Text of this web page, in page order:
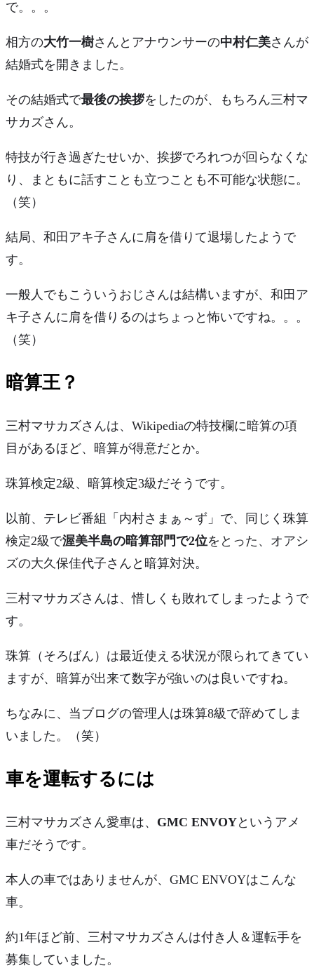
で。。。
相方の大竹一樹さんとアナウンサーの中村仁美さんが
結婚式を開きました。
その結婚式で最後の挨拶をしたのが、もちろん三村マ
サカズさん。
特技が行き過ぎたせいか、挨拶でろれつが回らなくな
り、まともに話すことも立つことも不可能な状態に。
（笑）
結局、 和田アキ子さんに肩を借りて退場 したようで
す。
一般人でもこういうおじさんは結構いますが、和田ア
キ子さんに肩を借りるのはちょっと怖いですね。。。
（笑）
暗算王？
三村マサカズさんは、Wikipediaの特技欄に暗算の項
目があるほど、 暗算が得意だとか。
珠算検定2級、暗算検定3級だそうです。
以前、テレビ番組「内村さまぁ～ず」で、同じく珠算
検定2級で渥美半島の暗算部門で2位をとった、オアシ
ズの大久保佳代子さんと暗算対決。
三村マサカズさんは、惜しくも敗れてしまったようで
す。
珠算（そろばん）は最近使える状況が限られてきてい
ますが、暗算が出来て数字が強いのは良いですね。
ちなみに、当ブログの管理人は珠算8級で辞めてしま
いました。（笑）
車を運転するには
三村マサカズさん愛車は、 GMC ENVOYというアメ
車だそうです。
本人の車ではありませんが、GMC ENVOYはこんな
車。
約1年ほど前、三村マサカズさんは付き人＆運転手を
募集 していました。